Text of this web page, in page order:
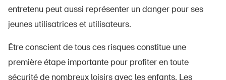
entretenu peut aussi représenter un danger pour ses
jeunes utilisatrices et utilisateurs.
Être conscient de tous ces risques constitue une
première étape importante pour profiter en toute
sécurité de nombreux loisirs avec les enfants. Les